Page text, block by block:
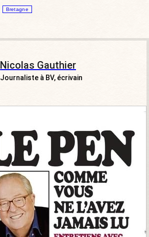
Bretagne
Nicolas Gauthier
Journaliste à BV, écrivain